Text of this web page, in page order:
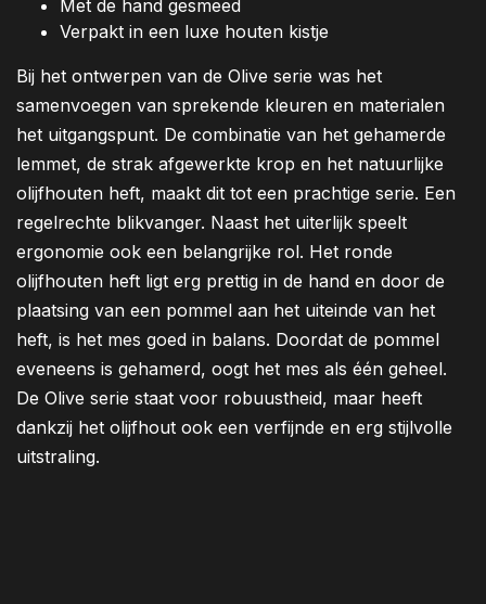
Met de hand gesmeed
Verpakt in een luxe houten kistje
Bij het ontwerpen van de Olive serie was het
samenvoegen van sprekende kleuren en materialen
het uitgangspunt. De combinatie van het gehamerde
lemmet, de strak afgewerkte krop en het natuurlijke
olijfhouten heft, maakt dit tot een prachtige serie. Een
regelrechte blikvanger. Naast het uiterlijk speelt
ergonomie ook een belangrijke rol. Het ronde
olijfhouten heft ligt erg prettig in de hand en door de
plaatsing van een pommel aan het uiteinde van het
heft, is het mes goed in balans. Doordat de pommel
eveneens is gehamerd, oogt het mes als één geheel.
De Olive serie staat voor robuustheid, maar heeft
dankzij het olijfhout ook een verfijnde en erg stijlvolle
uitstraling.